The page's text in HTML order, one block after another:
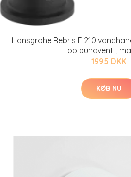
Hansgrohe Rebris E 210
op bundventil,
1995 DKK
KØB NU